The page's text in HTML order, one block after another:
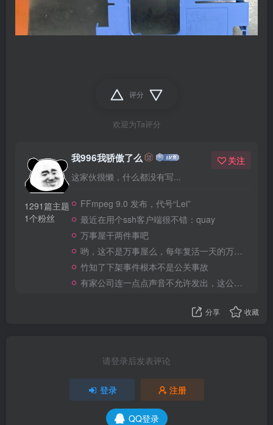
评分
欢迎为Ta评分
1291篇主题
1个粉丝
我996我骄傲了么
这家伙很懒，什么都没有写...
关注
FFmpeg 9.0 发布，代号“Lei”
最近在用个ssh客户端很不错：quay
万事屋干两件事吧
哟，这不是万事屋么，每年复活一天的万事屋
竹知了下架事件根本不是公关事故
有家公司连一点点声音不允许发出，这公司做大了就是我国乃至全世界的灾难
分享 收藏
请登录后发表评论
登录 注册
QQ登录